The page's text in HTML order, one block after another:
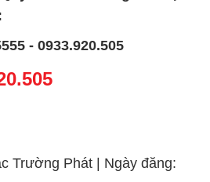
- 0933.920.505
Trường Phát | Ngày đăng: